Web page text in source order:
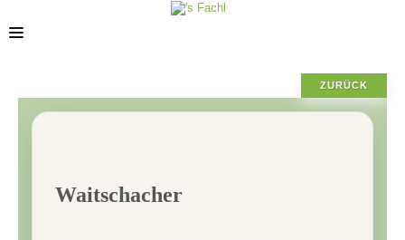
ZURÜCK